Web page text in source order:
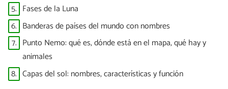
5. Fases de la Luna
6. Banderas de países del mundo con nombres
7. Punto Nemo: qué es, dónde está en el mapa, qué hay y
animales
8. Capas del sol: nombres, características y función